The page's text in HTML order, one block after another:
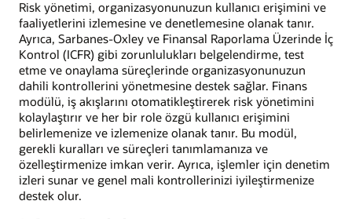
Risk yönetimi, organizasyonunuzun kullanıcı erişimini ve
faaliyetlerini izlemesine ve denetlemesine olanak tanır.
Ayrıca, Sarbanes-Oxley ve Finansal Raporlama Üzerinde İç
Kontrol (ICFR) gibi zorunlulukları belgelendirme, test
etme ve onaylama süreçlerinde organizasyonunuzun
dahili kontrollerini yönetmesine destek sağlar. Finans
modülü, iş akışlarını otomatikleştirerek risk yönetimini
kolaylaştırır ve her bir role özgü kullanıcı erişimini
belirlemenize ve izlemenize olanak tanır. Bu modül,
gerekli kuralları ve süreçleri tanımlamanıza ve
özelleştirmenize imkan verir. Ayrıca, işlemler için denetim
izleri sunar ve genel mali kontrollerinizi iyileştirmenize
destek olur.